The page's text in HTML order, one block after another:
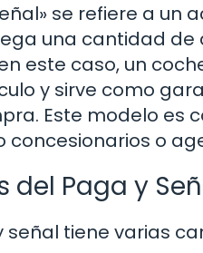
se refiere a un
una cantidad
este caso, un
y sirve como
Este modelo es
o
Paga y
señal tiene varias